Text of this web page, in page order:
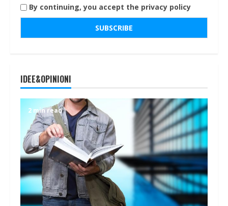
By continuing, you accept the privacy policy
IDEE&OPINIONI
2 min read